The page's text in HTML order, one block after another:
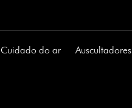
Cuidado do ar Auscultadores